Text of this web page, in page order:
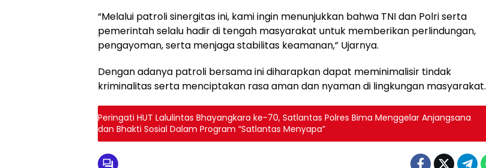
“Melalui patroli sinergitas ini, kami ingin menunjukkan bahwa TNI dan Polri serta
pemerintah selalu hadir di tengah masyarakat untuk memberikan perlindungan,
pengayoman, serta menjaga stabilitas keamanan,” Ujarnya.
Dengan adanya patroli bersama ini diharapkan dapat meminimalisir tindak
kriminalitas serta menciptakan rasa aman dan nyaman di lingkungan masyarakat.
Peringati HUT Lalulintas Bhayangkara ke-70, Satlantas Polres Bima Menggelar Anjangsana
dan Bhakti Sosial Dalam Program “Satlantas Menyapa”